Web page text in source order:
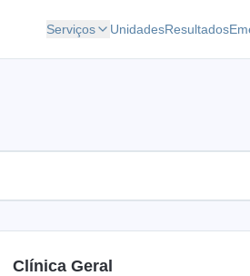
Serviços UnidadesResultados
Clínica Geral